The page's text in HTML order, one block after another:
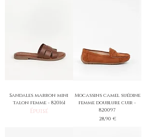
Sandales marron mini
talon femme - 820161
Épuisé
Mocassins camel suédine
femme doublure cuir -
820097
Prix
28,90 €